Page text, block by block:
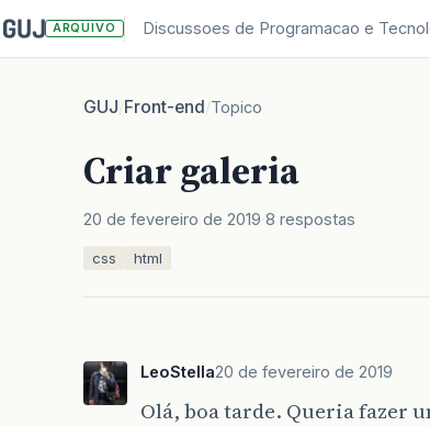
ARQUIVO Discussoes de Programacao e
GUJ/Front-end/Topico
Criar galeria
20 de fevereiro de 2019 8 respostas
css html
LeoStella20 de fevereiro de 2019
Olá, boa tarde. Queria fazer